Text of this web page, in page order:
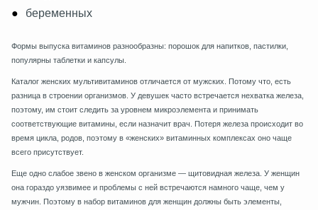
беременных
Формы выпуска витаминов разнообразны: порошок для напитков, пастилки,
популярны таблетки и капсулы.
Каталог женских мультивитаминов отличается от мужских. Потому что, есть
разница в строении организмов. У девушек часто встречается нехватка железа,
поэтому, им стоит следить за уровнем микроэлемента и принимать
соответствующие витамины, если назначит врач. Потеря железа происходит во
время цикла, родов, поэтому в «женских» витаминных комплексах оно чаще
всего присутствует.
Еще одно слабое звено в женском организме — щитовидная железа. У женщин
она гораздо уязвимее и проблемы с ней встречаются намного чаще, чем у
мужчин. Поэтому в набор витаминов для женщин должны быть элементы,